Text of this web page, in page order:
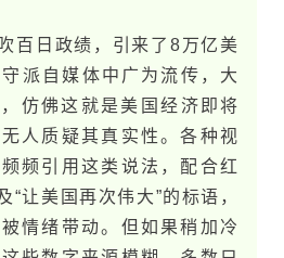
百日政绩，引来了8万亿美
派自媒体中广为流传，大
仿佛这就是美​国经济即将
人质疑其真实性。各种视
频引用这类说法，配合红
“让美​国再次伟大”的标语，
情绪带动。但如果稍加冷